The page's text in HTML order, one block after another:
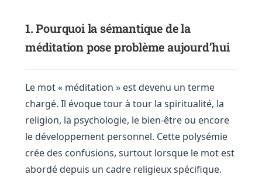
1. Pourquoi la sémantique de la
méditation pose problème aujourd’hui
Le mot « méditation » est devenu un terme
chargé. Il évoque tour à tour la spiritualité, la
religion, la psychologie, le bien-être ou encore
le développement personnel. Cette polysémie
crée des confusions, surtout lorsque le mot est
abordé depuis un cadre religieux spécifique.